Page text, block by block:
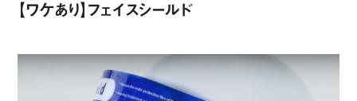
【ワケあり】フェイスシールド